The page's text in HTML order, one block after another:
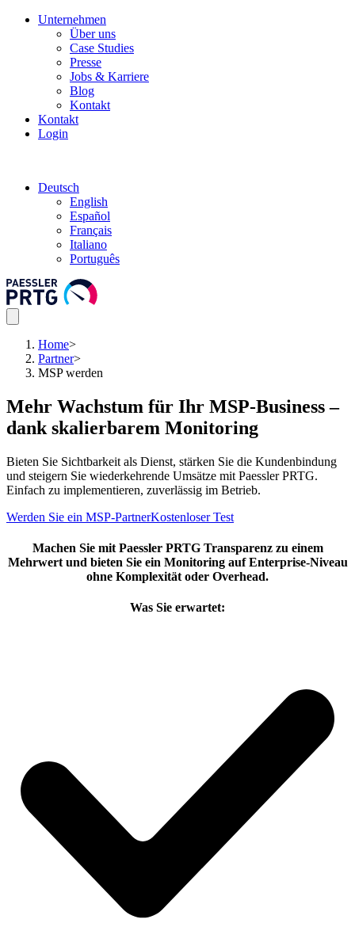
Unternehmen
Über uns
Case Studies
Presse
Jobs & Karriere
Blog
Kontakt
Kontakt
Login
Deutsch
English
Español
Français
Italiano
Português
Home>
Partner>
MSP werden
Mehr Wachstum für Ihr MSP-Business –
dank skalierbarem Monitoring
Bieten Sie Sichtbarkeit als Dienst, stärken Sie die Kundenbindung
und steigern Sie wiederkehrende Umsätze mit Paessler PRTG.
Einfach zu implementieren, zuverlässig im Betrieb.
Werden Sie ein MSP-PartnerKostenloser Test
Machen Sie mit Paessler PRTG Transparenz zu einem
Mehrwert und bieten Sie ein Monitoring auf Enterprise-Niveau
ohne Komplexität oder Overhead.
Was Sie erwartet: